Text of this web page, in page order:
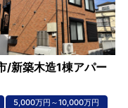
/新築木造1棟アパー
5,000万円～10,000万円